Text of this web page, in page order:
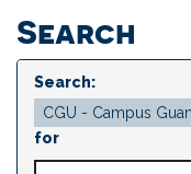
Search
Search:
for